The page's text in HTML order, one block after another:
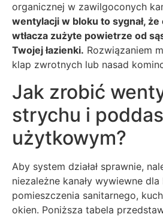
organicznej w zawilgoconych
wentylacji w bloku to sygnał,
wtłacza zużyte powietrze od
Twojej łazienki. Rozwiązaniem
klap zwrotnych lub nasad
Jak zrobić
strychu i
użytkowym?
Aby system działał sprawnie,
niezależne kanały wywiewne
pomieszczenia sanitarnego,
okien. Poniższa tabela